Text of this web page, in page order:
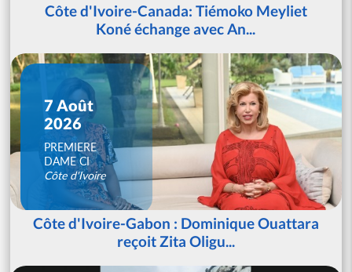
Côte d'Ivoire-Canada: Tiémoko Meyliet
Koné échange avec An...
7 Août
2026
PREMIERE
DAME CI
Côte d'Ivoire
Côte d'Ivoire-Gabon : Dominique Ouattara
reçoit Zita Oligu...